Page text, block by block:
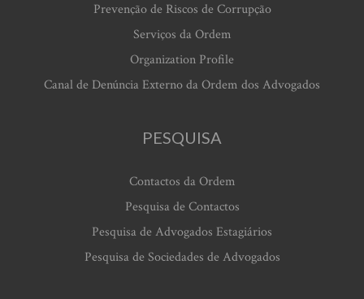
Prevenção de Riscos de Corrupção
Serviços da Ordem
Organization Profile
Canal de Denúncia Externo da Ordem dos Advogados
PESQUISA
Contactos da Ordem
Pesquisa de Contactos
Pesquisa de Advogados Estagiários
Pesquisa de Sociedades de Advogados